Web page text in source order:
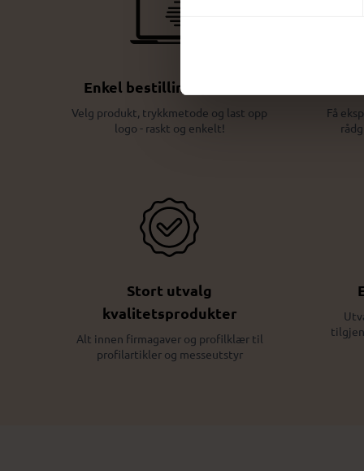
Enkel bestillingsprosess
Velg produkt, trykkmetode og last opp
logo - raskt og enkelt!
Få
Stort utvalg
kvalitetsprodukter
Alt innen firmagaver og profilklær til
profilartikler og messeutstyr